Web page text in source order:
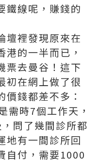
鐵線呢，賺錢的
壇裡發現原來在
的一半而已，
票去曼谷！這下
初在網上做了很
錢都差不多：
時7個工作天，
問了幾間診所都
地有一間診所回
自付，需要1000